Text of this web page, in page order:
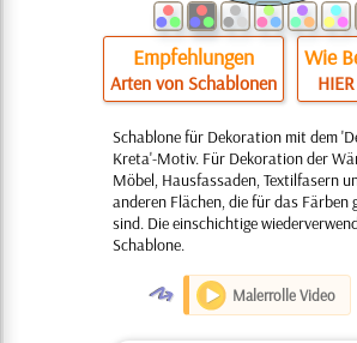
Empfehlungen
Arten von Schablonen
Wie
Schablone für Dekoration mit dem
Kreta'-Motiv. Für Dekoration der
Möbel, Hausfassaden, Textilfasern
anderen Flächen, die für das Färben
sind. Die einschichtige
Schablone.
O Malerrolle Video